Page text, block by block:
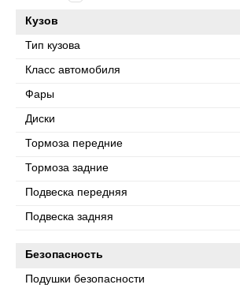
Кузов
Тип кузова
Класс автомобиля
Фары
Диски
Тормоза передние
Тормоза задние
Подвеска передняя
Подвеска задняя
Безопасность
Подушки безопасности